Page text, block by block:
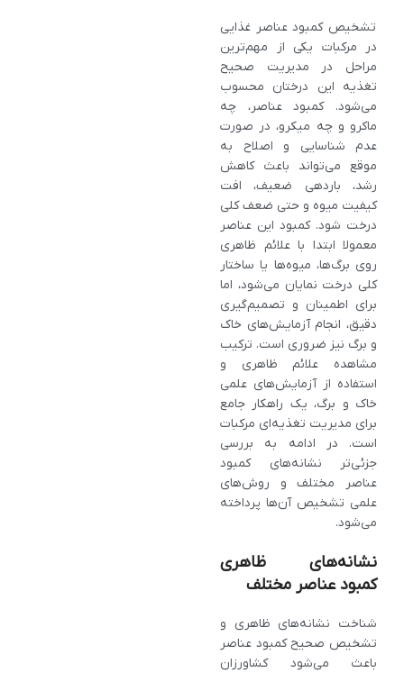
تشخیص کمبود عناصر غذایی
در مرکبات یکی از مهم‌ترین
مراحل در مدیریت صحیح
تغذیه این درختان محسوب
می‌شود. کمبود عناصر، چه
ماکرو و چه میکرو، در صورت
عدم شناسایی و اصلاح به‌
موقع می‌تواند باعث کاهش
رشد، باردهی ضعیف، افت
کیفیت میوه و حتی ضعف کلی
درخت شود. کمبود این عناصر
معمولا ابتدا با علائم ظاهری
روی برگ‌ها، میوه‌ها یا ساختار
کلی درخت نمایان می‌شود، اما
برای اطمینان و تصمیم‌گیری
دقیق، انجام آزمایش‌های خاک
و برگ نیز ضروری است. ترکیب
مشاهده علائم ظاهری و
استفاده از آزمایش‌های علمی
خاک و برگ، یک راهکار جامع
برای مدیریت تغذیه‌ای مرکبات
است. در ادامه به بررسی
جزئی‌تر نشانه‌های کمبود
عناصر مختلف و روش‌های
علمی تشخیص آن‌ها پرداخته
می‌شود.
نشانه‌های ظاهری
کمبود عناصر مختلف
شناخت نشانه‌های ظاهری و
تشخیص صحیح کمبود عناصر
باعث می‌شود کشاورزان